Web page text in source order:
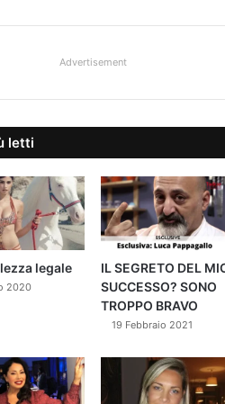
Advertisement
letti
legale
2020
IL SEGRETO DEL
SUCCESSO? SONO
TROPPO BRAVO
19 Febbraio 2021